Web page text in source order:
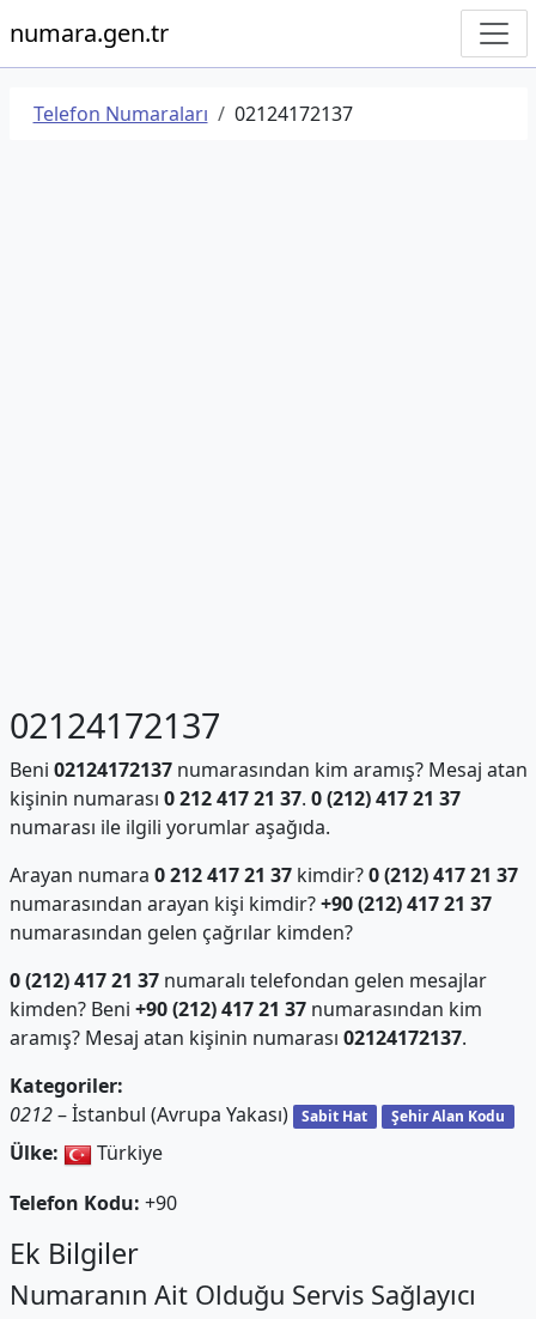
numara.gen.tr
Telefon Numaraları 02124172137
02124172137
Beni 02124172137numarasından kim aramış? Mesaj atan
kişinin numarası 0 212 417 21 37. 0 (212) 417 21 37
numarası ile ilgili yorumlar aşağıda.
Arayan numara 0 212 417 21 37kimdir?0 (212) 417 21 37
numarasından arayan kişi kimdir?+90 (212) 417 21 37
numarasından gelen çağrılar kimden?
0 (212) 417 21 37numaralı telefondan gelen mesajlar
kimden? Beni +90 (212) 417 21 37numarasından kim
aramış? Mesaj atan kişinin numarası 02124172137.
Kategoriler:
0212– İstanbul (Avrupa Yakası) Sabit Hat Şehir Alan Kodu
Ülke:
Türkiye
Telefon Kodu: +90
Ek Bilgiler
Numaranın Ait Olduğu Servis Sağlayıcı